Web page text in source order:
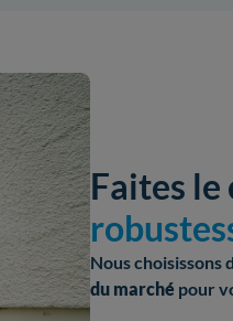
Faites le
Nous choisissons
du marché pour